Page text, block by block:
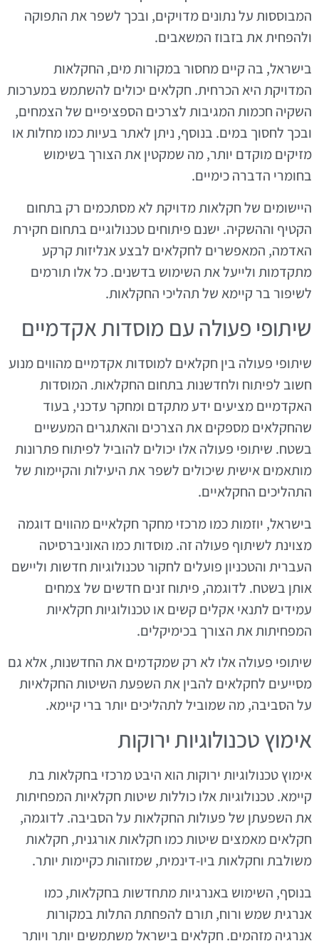
המבוססות על נתונים מדויקים, ובכך לשפר את התפוקה
ולהפחית את בזבוז המשאבים.
בישראל, בה קיים מחסור במקורות מים, החקלאות
המדויקת היא הכרחית. חקלאים יכולים להשתמש במערכות
השקיה חכמות המגיבות לצרכים הספציפיים של הצמחים,
ובכך לחסוך במים. בנוסף, ניתן לאתר בעיות כמו מחלות או
מזיקים מוקדם יותר, מה שמקטין את הצורך בשימוש
בחומרי הדברה כימיים.
היישומים של חקלאות מדויקת לא מסתכמים רק בתחום
הקטיף וההשקיה. ישנם פיתוחים טכנולוגיים בתחום חקירת
האדמה, המאפשרים לחקלאים לבצע אנליזות קרקע
מתקדמות ולייעל את השימוש בדשנים. כל אלו תורמים
לשיפור בר קיימא של תהליכי החקלאות.
שיתופי פעולה עם מוסדות אקדמיים
שיתופי פעולה בין חקלאים למוסדות אקדמיים מהווים מנוע
חשוב לפיתוח ולחדשנות בתחום החקלאות. המוסדות
האקדמיים מציעים ידע מתקדם ומחקר עדכני, בעוד
שהחקלאים מספקים את הצרכים והאתגרים המעשיים
בשטח. שיתופי פעולה אלו יכולים להוביל לפיתוח פתרונות
מותאמים אישית שיכולים לשפר את היעילות והקיימות של
התהליכים החקלאיים.
בישראל, יוזמות כמו מרכזי מחקר חקלאיים מהווים דוגמה
מצוינת לשיתוף פעולה זה. מוסדות כמו האוניברסיטה
העברית והטכניון פועלים לחקור טכנולוגיות חדשות וליישם
אותן בשטח. לדוגמה, פיתוח זנים חדשים של צמחים
עמידים לתנאי אקלים קשים או טכנולוגיות חקלאיות
המפחיתות את הצורך בכימיקלים.
שיתופי פעולה אלו לא רק שמקדמים את החדשנות, אלא גם
מסייעים לחקלאים להבין את השפעת השיטות החקלאיות
על הסביבה, מה שמוביל לתהליכים יותר ברי קיימא.
אימוץ טכנולוגיות ירוקות
אימוץ טכנולוגיות ירוקות הוא היבט מרכזי בחקלאות בת
קיימא. טכנולוגיות אלו כוללות שיטות חקלאיות המפחיתות
את השפעתן של פעולות החקלאות על הסביבה. לדוגמה,
חקלאים מאמצים שיטות כמו חקלאות אורגנית, חקלאות
משולבת וחקלאות ביו-דינמית, שמזוהות כקיימות יותר.
בנוסף, השימוש באנרגיות מתחדשות בחקלאות, כמו
אנרגית שמש ורוח, תורם להפחתת התלות במקורות
אנרגיה מזהמים. חקלאים בישראל משתמשים יותר ויותר